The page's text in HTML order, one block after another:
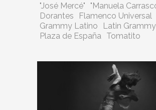
"José Mercé"
"Manuela
Dorantes
Flamenco Universal
Grammy Latino
Latin
Plaza de España
Tomatito